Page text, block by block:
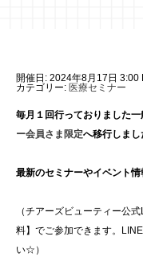
開催日: 2024年8月17日 3:00
カテゴリー: 医療セミナー
毎月１回行っておりました一
ー会員さま限定へ移行しまし
最新のセミナーやイベント情
（チアーズビューティー公
料】でご参加できます。
い☆）